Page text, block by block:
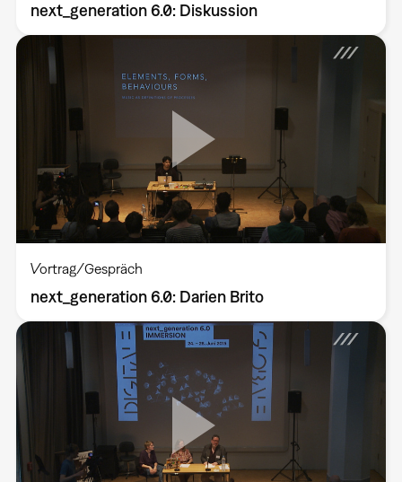
next_generation 6.0: Diskussion
Vortrag/Gespräch
next_generation 6.0: Darien Brito